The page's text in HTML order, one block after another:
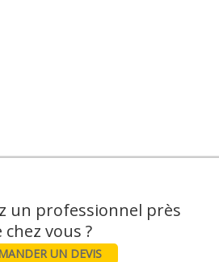
un professionnel près
UN DEVIS